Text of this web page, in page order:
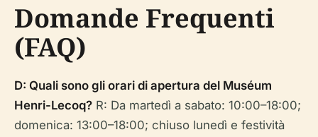
Domande Frequenti
(FAQ)
D: Quali sono gli orari di apertura del Muséum
Henri-Lecoq? R: Da martedì a sabato: 10:00–18:00;
domenica: 13:00–18:00; chiuso lunedì e festività